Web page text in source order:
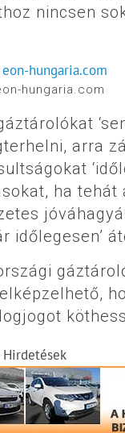
nincsen
hungaria.com
arra
ha tehát
időlegesen’
Hirdetések